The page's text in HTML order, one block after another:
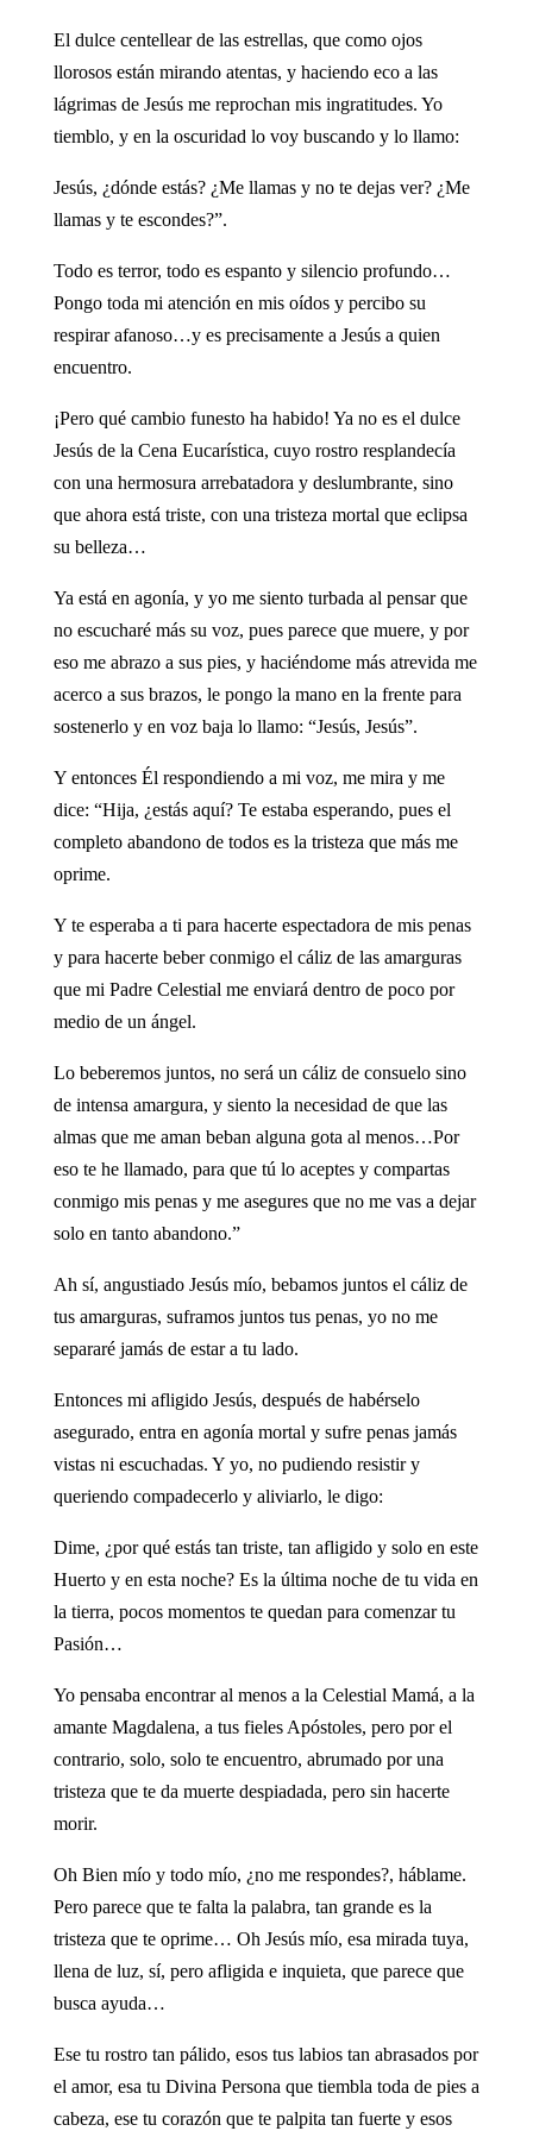
El dulce centellear de las estrellas, que como ojos
llorosos están mirando atentas, y haciendo eco a las
lágrimas de Jesús me reprochan mis ingratitudes. Yo
tiemblo, y en la oscuridad lo voy buscando y lo llamo:
Jesús, ¿dónde estás? ¿Me llamas y no te dejas ver? ¿Me
llamas y te escondes?”.
Todo es terror, todo es espanto y silencio profundo…
Pongo toda mi atención en mis oídos y percibo su
respirar afanoso…y es precisamente a Jesús a quien
encuentro.
¡Pero qué cambio funesto ha habido! Ya no es el dulce
Jesús de la Cena Eucarística, cuyo rostro resplandecía
con una hermosura arrebatadora y deslumbrante, sino
que ahora está triste, con una tristeza mortal que eclipsa
su belleza…
Ya está en agonía, y yo me siento turbada al pensar que
no escucharé más su voz, pues parece que muere, y por
eso me abrazo a sus pies, y haciéndome más atrevida me
acerco a sus brazos, le pongo la mano en la frente para
sostenerlo y en voz baja lo llamo: “Jesús, Jesús”.
Y entonces Él respondiendo a mi voz, me mira y me
dice: “Hija, ¿estás aquí? Te estaba esperando, pues el
completo abandono de todos es la tristeza que más me
oprime.
Y te esperaba a ti para hacerte espectadora de mis penas
y para hacerte beber conmigo el cáliz de las amarguras
que mi Padre Celestial me enviará dentro de poco por
medio de un ángel.
Lo beberemos juntos, no será un cáliz de consuelo sino
de intensa amargura, y siento la necesidad de que las
almas que me aman beban alguna gota al menos…Por
eso te he llamado, para que tú lo aceptes y compartas
conmigo mis penas y me asegures que no me vas a dejar
solo en tanto abandono.”
Ah sí, angustiado Jesús mío, bebamos juntos el cáliz de
tus amarguras, suframos juntos tus penas, yo no me
separaré jamás de estar a tu lado.
Entonces mi afligido Jesús, después de habérselo
asegurado, entra en agonía mortal y sufre penas jamás
vistas ni escuchadas. Y yo, no pudiendo resistir y
queriendo compadecerlo y aliviarlo, le digo:
Dime, ¿por qué estás tan triste, tan afligido y solo en este
Huerto y en esta noche? Es la última noche de tu vida en
la tierra, pocos momentos te quedan para comenzar tu
Pasión…
Yo pensaba encontrar al menos a la Celestial Mamá, a la
amante Magdalena, a tus fieles Apóstoles, pero por el
contrario, solo, solo te encuentro, abrumado por una
tristeza que te da muerte despiadada, pero sin hacerte
morir.
Oh Bien mío y todo mío, ¿no me respondes?, háblame.
Pero parece que te falta la palabra, tan grande es la
tristeza que te oprime… Oh Jesús mío, esa mirada tuya,
llena de luz, sí, pero afligida e inquieta, que parece que
busca ayuda…
Ese tu rostro tan pálido, esos tus labios tan abrasados por
el amor, esa tu Divina Persona que tiembla toda de pies a
cabeza, ese tu corazón que te palpita tan fuerte y esos